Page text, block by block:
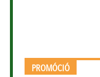
PROMÓCIÓ